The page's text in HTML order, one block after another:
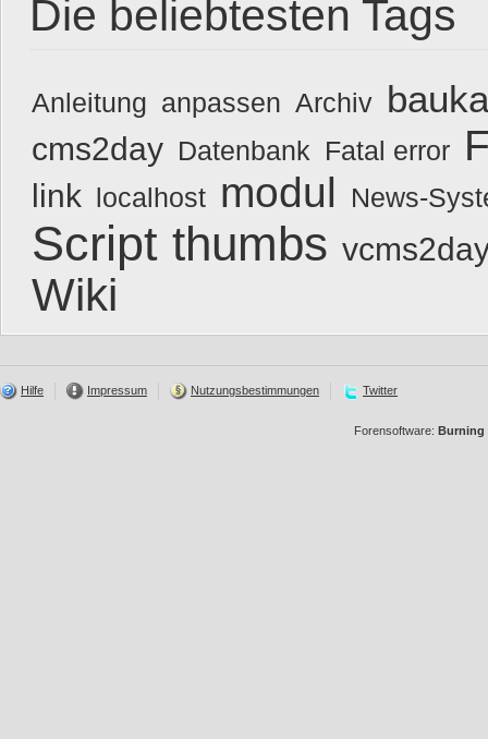
Die beliebtesten Tags
Anleitung anpassen Archiv
cms2day Datenbank Fatal error
link localhost modul News-
Script thumbs
Wiki
Hilfe Impressum Nutzungsbestimmungen Twitter
Forensoftware: Burning